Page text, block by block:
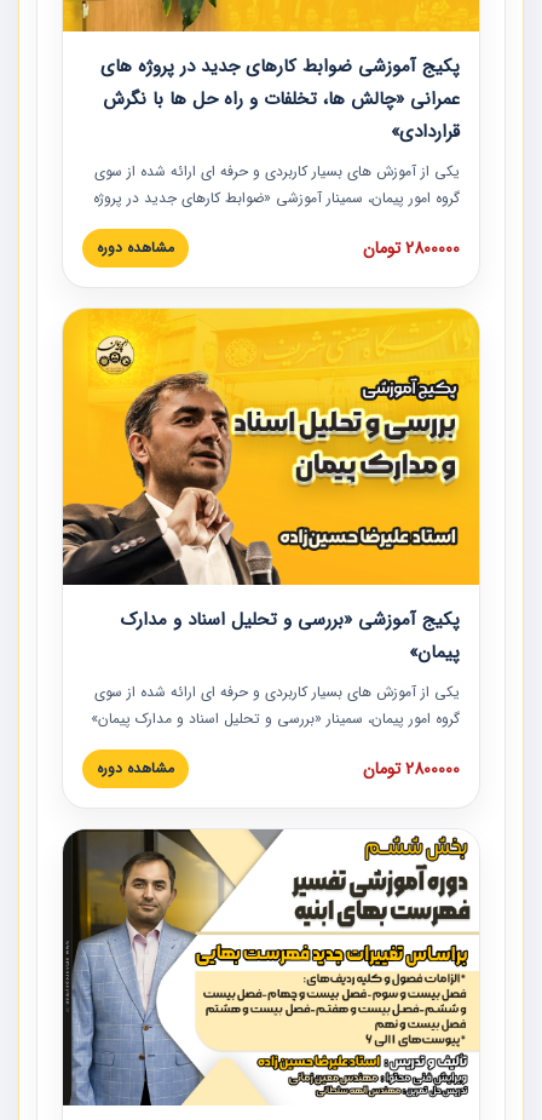
پکیج آموزشی ضوابط کارهای جدید در پروژه های
عمرانی «چالش ها، تخلفات و راه حل ها با نگرش
قراردادی»
یکی از آموزش‏‏‏‏‏‏ های بسیار کاربردی و حرفه‏ ای ارائه شده از سوی
گروه امور پیمان، سمینار آموزشی «ضوابط کارهای جدید در پروژه
های عمرانی» چالش ها، تخلفات و راه حل ها با نگرش قراردادی
است که در محل سندیکای شرکت های ساختمانی کشور ارائه شد.
مدارک پیمان به همراه تجربیات عملی ارائه شده است.
2800000 تومان مشاهده دوره
پکیج آموزشی «بررسی و تحلیل اسناد و مدارک
پیمان»
یکی از آموزش‏‏‏‏‏‏ های بسیار کاربردی و حرفه‏ ای ارائه شده از سوی
گروه امور پیمان، سمینار «بررسی و تحلیل اسناد و مدارک پیمان»
است که در دانشگاه صنعتی شریف ارائه شد. در این آموزش
نکات کلیدی مربوط به اسناد و مدارک پیمان، اولویت بندی اسناد
پیمان به همراه تجربیات عملی در این خصوص ارائه شده است.
2800000 تومان مشاهده دوره